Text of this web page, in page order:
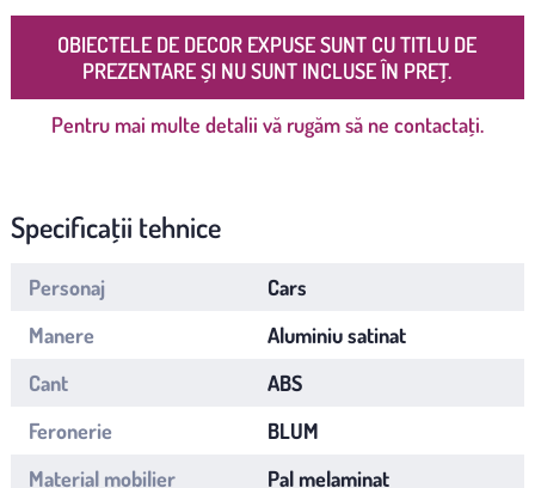
OBIECTELE DE DECOR EXPUSE SUNT CU TITLU DE
PREZENTARE ȘI NU SUNT INCLUSE ÎN PREȚ.
Pentru mai multe detalii vă rugăm să ne contactați.
Specificații tehnice
Personaj
Cars
Manere
Aluminiu satinat
Cant
ABS
Feronerie
BLUM
Material mobilier
Pal melaminat